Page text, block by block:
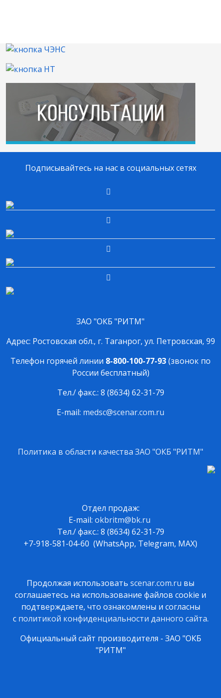
Подписывайтесь на нас в социальных сетях
ЗАО "ОКБ "РИТМ"
Адрес: Ростовская обл., г. Таганрог, ул. Петровская, 99
Телефон горячей линии 8-800-100-77-93(звонок по
России бесплатный)
Тел./ факс.: 8 (8634) 62-31-79
E-mail: medsc@scenar.com.ru
Политика в области качества ЗАО "ОКБ "РИТМ"
Отдел продаж:
E-mail: okbritm@bk.ru
Тел./ факс.: 8 (8634) 62-31-79
+7-918-581-04-60 (WhatsApp, Telegram, MAX)
Продолжая использовать scenar.com.ru вы
соглашаетесь на использование файлов cookie и
подтверждаете, что ознакомлены и согласны
с политикой конфиденциальности данного сайта.
Официальный сайт производителя - ЗАО "ОКБ
"РИТМ"